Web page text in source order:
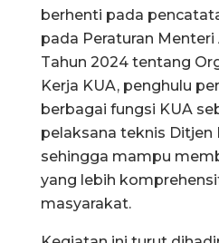
berhenti pada
pada Peraturan
Tahun 2024 tentang
Kerja KUA, penghulu
berbagai fungsi KUA
pelaksana teknis Ditjen
sehingga mampu
yang lebih
masyarakat.